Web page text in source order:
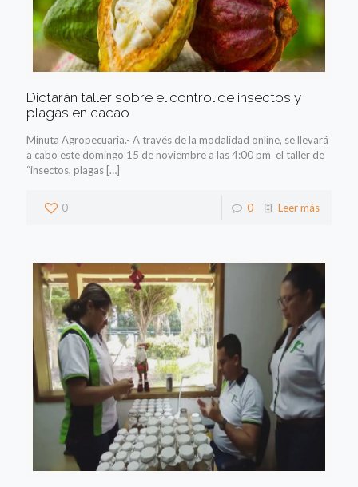
Dictarán taller sobre el control de insectos y
plagas en cacao
Minuta Agropecuaria.- A través de la modalidad online, se llevará
a cabo este domingo 15 de noviembre a las 4:00 pm el taller de
“insectos, plagas […]
0 0 Leer más